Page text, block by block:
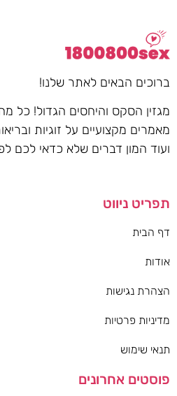
ברוכים הבאים לאתר שלנו!
מגזין הסקס והיחסים הגדול! כל
מאמרים מקצועיים על זוגיות
ועוד המון דברים שלא כדאי לכם
תפריט ניווט
דף הבית
אודות
הצהרת נגישות
מדיניות פרטיות
תנאי שימוש
פוסטים אחרונים